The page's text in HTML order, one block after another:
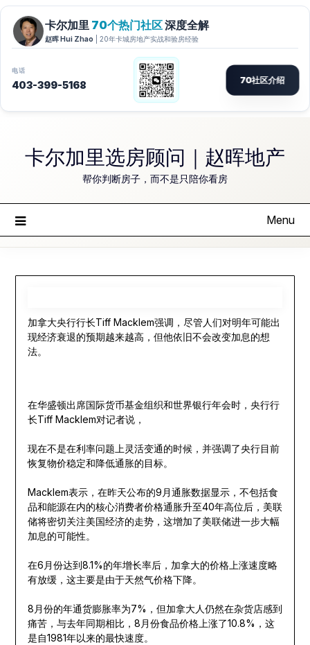
content卡尔加里选房顾问｜赵晖地产
帮你判断房子，而不是只陪你看房
Menu
加拿大央行行长Tiff Macklem强调，尽管人们对明年可能出
现经济衰退的预期越来越高，但他依旧不会改变加息的想
法。
在华盛顿出席国际货币基金组织和世界银行年会时，央行行
长Tiff Macklem对记者说，
现在不是在利率问题上灵活变通的时候，并强调了央行目前
恢复物价稳定和降低通胀的目标。
Macklem表示，在昨天公布的9月通胀数据显示，不包括食
品和能源在内的核心消费者价格通胀升至40年高位后，美联
储将密切关注美国经济的走势，这增加了美联储进一步大幅
加息的可能性。
在6月份达到8.1%的年增长率后，加拿大的价格上涨速度略
有放缓，这主要是由于天然气价格下降。
8月份的年通货膨胀率为7%，但加拿大人仍然在杂货店感到
痛苦，与去年同期相比，8月份食品价格上涨了10.8%，这
是自1981年以来的最快速度。